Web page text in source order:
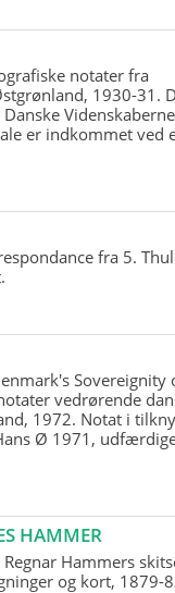
notater fra
1930-31.
er indkommet ved
fra 5.
Sovereignity
vedrørende
1972. Notat i
Ø 1971,
HAMMER
Hammers
og kort, 1879-